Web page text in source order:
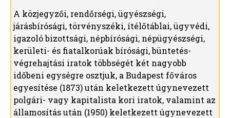
A közjegyzői, rendőrségi, ügyészségi,
járásbírósági, törvényszéki, ítélőtáblai, ügyvédi,
igazoló bizottsági, népbírósági, népügyészségi,
kerületi- és fiatalkorúak bírósági, büntetés-
végrehajtási iratok többségét két nagyobb
időbeni egységre osztjuk, a Budapest főváros
egyesítése (1873) után keletkezett úgynevezett
polgári- vagy kapitalista kori iratok, valamint az
államosítás után (1950) keletkezett úgynevezett